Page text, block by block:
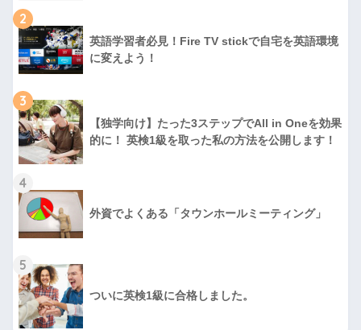
2
英語学習者必見！Fire TV stickで自宅を英語環境
に変えよう！
3
【独学向け】たった3ステップでAll in Oneを効果
的に！ 英検1級を取った私の方法を公開します！
4
外資でよくある「タウンホールミーティング」
5
ついに英検1級に合格しました。